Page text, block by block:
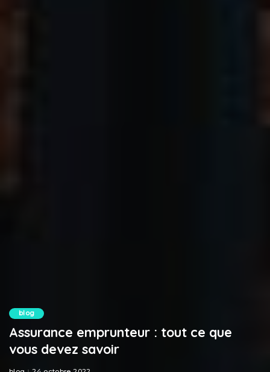
blog
Assurance emprunteur : tout ce que
vous devez savoir